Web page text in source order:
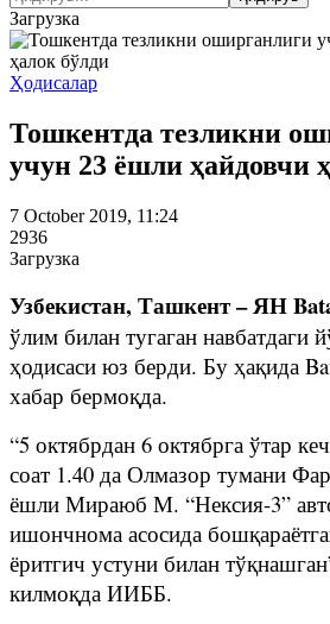
Загрузка
Ҳодисалар
Тошкентда тезликни
учун 23 ёшли ҳайдовчи
7 October 2019, 11:24
2936
Загрузка
Узбекистан, Ташкент – ЯН
ўлим билан тугаган навбатдаги
ҳодисаси юз берди. Бу ҳақида
хабар бермоқда.
“5 октябрдан 6 октябрга ўтар
соат 1.40 да Олмазор тумани
ёшли Мираюб М. “Нексия-3”
ишончнома асосида
ёритгич устуни билан
килмоқда ИИББ.